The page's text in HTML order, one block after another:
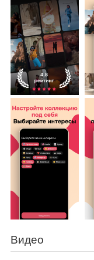
Видео